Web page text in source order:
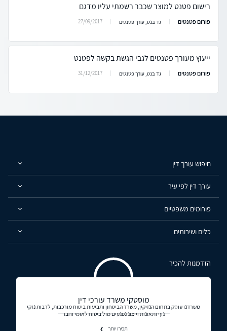
רישום פטנט למוצר שכבר רשמתי עליו מדגם
פורום פטנטים גד בנט, עורך פטנטים 27/09/2017
ייעוץ מעורך פטנטים לגבי הגשת בקשה לפטנט
פורום פטנטים גד בנט, עורך פטנטים 31/12/2017
חיפוש עורך דין
עורך דין לפי עיר
פורומים משפטיים
כלים ושירותים
הזדמנות להכיר
מוסטקי משרד עורכי דין
משרדנו עוסק בתחום הנזיקין, משרד הביטחון ותביעות ביטוח מורכבות, לרבות נזקי
גוף ותאונות וייצוג נפגעים מול ביטוח לאומי וחבר
תכירו יותר